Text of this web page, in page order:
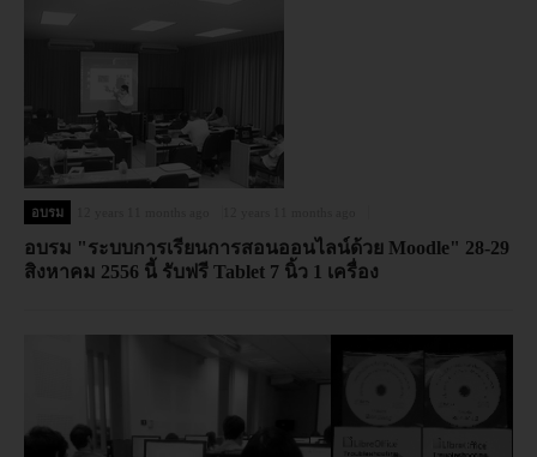
อบรม
อบรม "ระบบการเรียนการสอนออนไลน์ด้วย Moodle" 28-29
สิงหาคม 2556 นี้ รับฟรี Tablet 7 นิ้ว 1 เครื่อง